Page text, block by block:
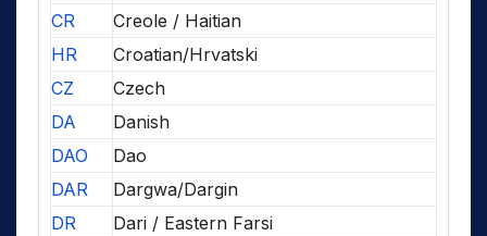
CR
Creole / Haitian
HR
Croatian/Hrvatski
CZ
Czech
DA
Danish
DAO
Dao
DAR
Dargwa/Dargin
DR
Dari / Eastern Farsi